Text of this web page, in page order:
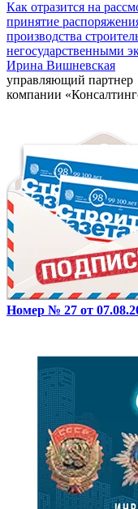
Как отразится на
принятие
производства
негосударственными
Ирина Вишневская
управляющий партнер
компании
Номер № 27 от